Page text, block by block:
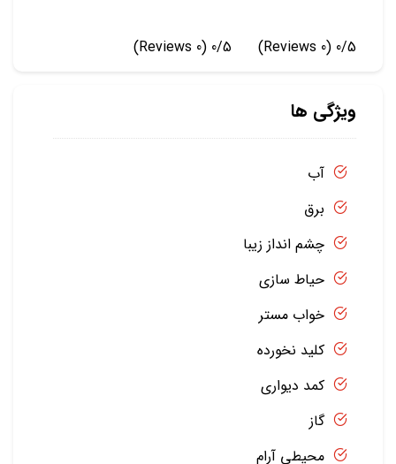
0/5
(0 Reviews)
0/5
(0 Reviews)
ویژگی ها
آب
برق
چشم انداز زیبا
حیاط سازی
خواب مستر
کلید نخورده
کمد دیواری
گاز
محیطی آرام